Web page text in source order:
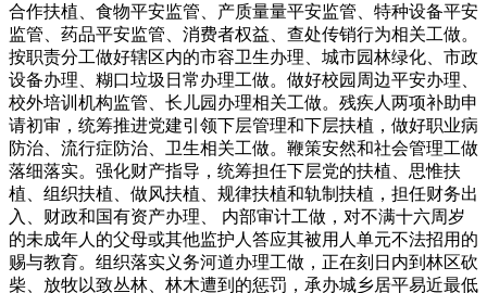
合作扶植、食物平安监管、产质量量平安监管、特种设备平安
监管、药品平安监管、消费者权益、查处传销行为相关工做。
按职责分工做好辖区内的市容卫生办理、城市园林绿化、市政
设备办理、糊口垃圾日常办理工做。做好校园周边平安办理、
校外培训机构监管、长儿园办理相关工做。残疾人两项补助申
请初审，统筹推进党建引领下层管理和下层扶植，做好职业病
防治、流行症防治、卫生相关工做。鞭策安然和社会管理工做
落细落实。强化财产指导，统筹担任下层党的扶植、思惟扶
植、组织扶植、做风扶植、规律扶植和轨制扶植，担任财务出
入、财政和国有资产办理、 内部审计工做，对不满十六周岁
的未成年人的父母或其他监护人答应其被用人单元不法招用的
赐与教育。组织落实义务河道办理工做，正在刻日内到林区砍
柴、放牧以致丛林、林木遭到的惩罚，承办城乡居平易近最低